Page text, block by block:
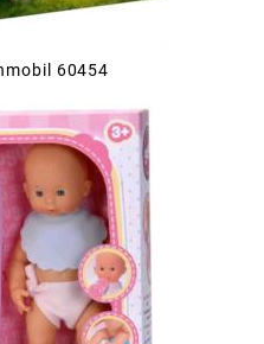
60454